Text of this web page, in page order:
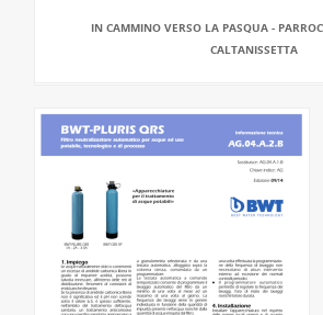
IN CAMMINO VERSO LA PASQUA -
CALTANISSETTA